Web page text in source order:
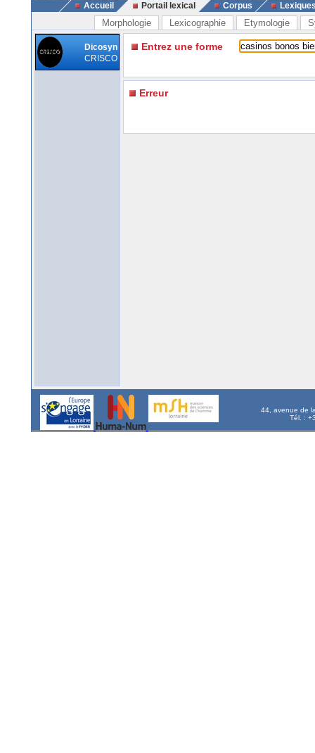
Accueil Portail lexical Corpus
Morphologie Lexicographie Etymologie
Dicosyn
CRISCO
Entrez une forme
Erreur
44, avenue de
Tél. :